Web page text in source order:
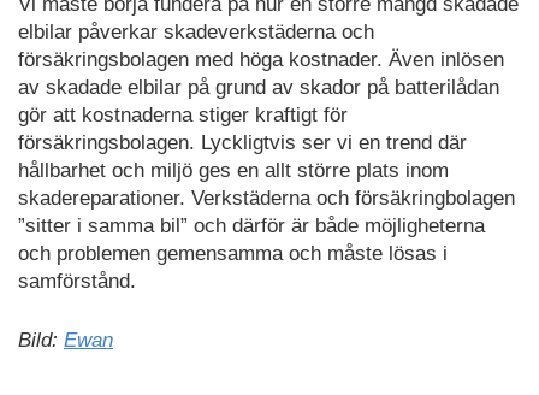
elbilar påverkar skadeverkstäderna och
försäkringsbolagen med höga kostnader. Även inlösen
av skadade elbilar på grund av skador på batterilådan
gör att kostnaderna stiger kraftigt för
försäkringsbolagen. Lyckligtvis ser vi en trend där
hållbarhet och miljö ges en allt större plats inom
skadereparationer. Verkstäderna och försäkringbolagen
”sitter i samma bil” och därför är både möjligheterna
och problemen gemensamma och måste lösas i
samförstånd.
Bild: Ewan